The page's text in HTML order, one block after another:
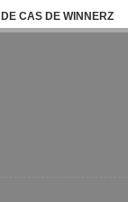
CAS DE WINNERZ